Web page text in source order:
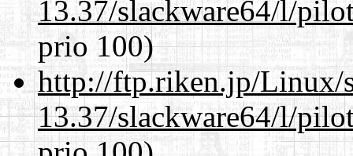
13.37/slackware64/l/
prio 100)
http://ftp.riken.jp/Linux/
13.37/slackware64/l/